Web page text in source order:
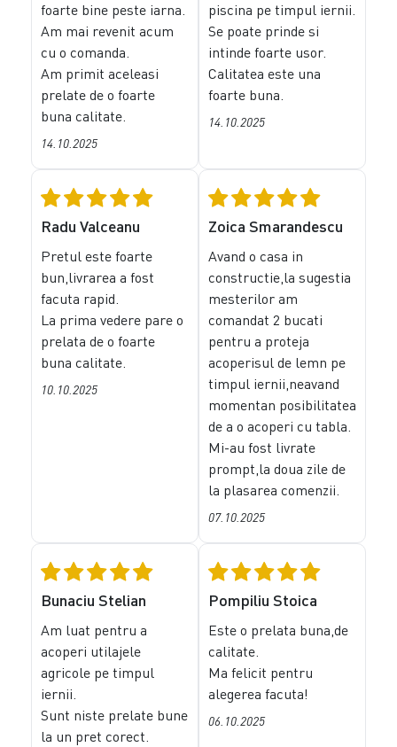
foarte bine peste iarna.
Am mai revenit acum
cu o comanda.
Am primit aceleasi
prelate de o foarte
buna calitate.
14.10.2025
piscina pe timpul iernii.
Se poate prinde si
intinde foarte usor.
Calitatea este una
foarte buna.
14.10.2025
Radu Valceanu
Pretul este foarte
bun,livrarea a fost
facuta rapid.
La prima vedere pare o
prelata de o foarte
buna calitate.
10.10.2025
Zoica Smarandescu
Avand o casa in
constructie,la sugestia
mesterilor am
comandat 2 bucati
pentru a proteja
acoperisul de lemn pe
timpul iernii,neavand
momentan posibilitatea
de a o acoperi cu tabla.
Mi-au fost livrate
prompt,la doua zile de
la plasarea comenzii.
07.10.2025
Bunaciu Stelian
Am luat pentru a
acoperi utilajele
agricole pe timpul
iernii.
Sunt niste prelate bune
la un pret corect.
Pompiliu Stoica
Este o prelata buna,de
calitate.
Ma felicit pentru
alegerea facuta!
06.10.2025